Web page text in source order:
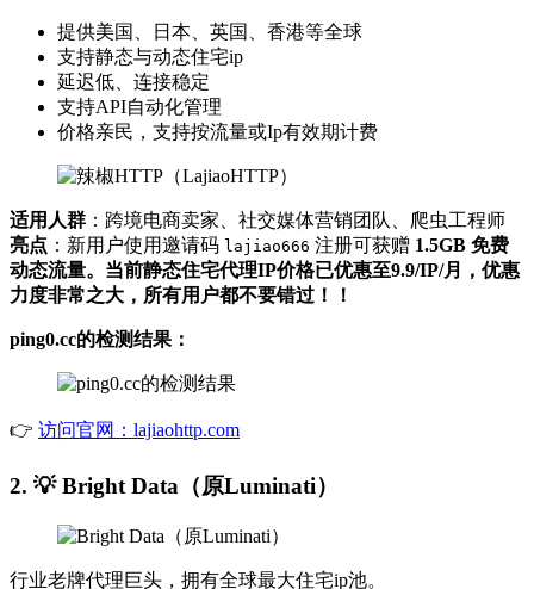
提供美国、日本、英国、香港等全球
支持静态与动态住宅ip
延迟低、连接稳定
支持API自动化管理
价格亲民，支持按流量或Ip有效期计费
适用人群 ：跨境电商卖家、社交媒体营销团队、爬虫工程师
亮点 ：新用户使用邀请码 lajiao666 注册可获赠 1.5GB 免费
动态流量。当前静态住宅代理IP价格已优惠至9.9/IP/月，优惠
力度非常之大，所有用户都不要错过！！
ping0.cc的检测结果：
👉 访问官网：lajiaohttp.com
2. 💡Bright Data（原Luminati）
行业老牌代理巨头，拥有全球最大住宅ip池。